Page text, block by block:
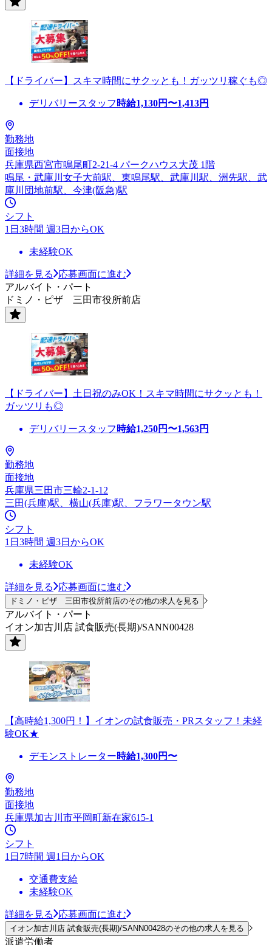
【ドライバー】スキマ時間にサクッとも！ガッツリ稼ぐも◎
デリバリースタッフ 時給1,130円〜1,413円
勤務地
面接地
兵庫県西宮市鳴尾町2-21-4 パークハウス大茂 1階
鳴尾・武庫川女子大前駅、東鳴尾駅、武庫川駅、洲先駅、武
庫川団地前駅、今津(阪急)駅
シフト
1日3時間 週3日からOK
未経験OK
詳細を見る
応募画面に進む
アルバイト・パート
ドミノ・ピザ 三田市役所前店
【ドライバー】土日祝のみOK！スキマ時間にサクッとも！
ガッツリも◎
デリバリースタッフ 時給1,250円〜1,563円
勤務地
面接地
兵庫県三田市三輪2-1-12
三田(兵庫)駅、横山(兵庫)駅、フラワータウン駅
シフト
1日3時間 週3日からOK
未経験OK
詳細を見る 応募画面に進む
ドミノ・ピザ 三田市役所前店のその他の求人を見る
アルバイト・パート
イオン加古川店 試食販売(長期)/SANN00428
【高時給1,300円！】イオンの試食販売・PRスタッフ！未経
験OK★
デモンストレーター時給1,300円〜
勤務地
面接地
兵庫県加古川市平岡町新在家615-1
シフト
1日7時間 週1日からOK
交通費支給
未経験OK
詳細を見る 応募画面に進む
イオン加古川店 試食販売(長期)/SANN00428のその他の求人を見る
派遣労働者